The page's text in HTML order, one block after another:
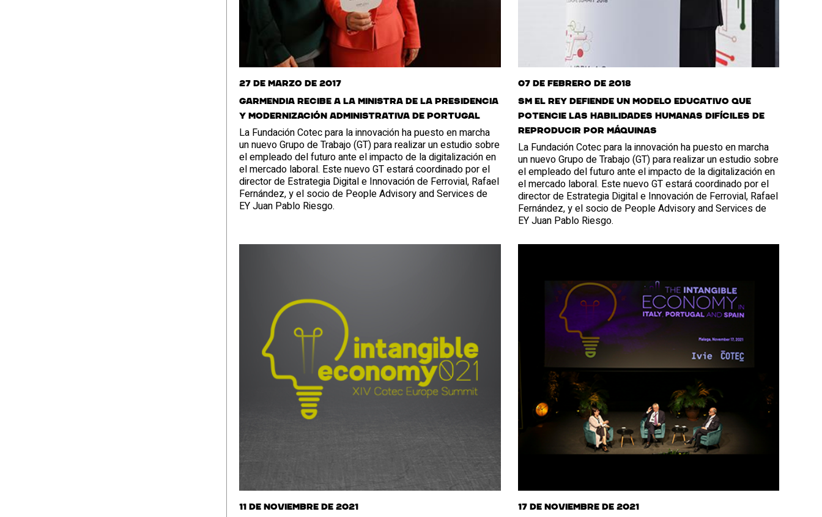
27 de marzo de 2017
Garmendia recibe a la ministra de la Presidencia
y Modernización Administrativa de Portugal
La Fundación Cotec para la innovación ha puesto en marcha
un nuevo Grupo de Trabajo (GT) para realizar un estudio sobre
el empleado del futuro ante el impacto de la digitalización en
el mercado laboral. Este nuevo GT estará coordinado por el
director de Estrategia Digital e Innovación de Ferrovial, Rafael
Fernández, y el socio de People Advisory and Services de
EY Juan Pablo Riesgo.
07 de febrero de 2018
SM el Rey defiende un modelo educativo que
potencie las habilidades humanas difíciles de
reproducir por máquinas
La Fundación Cotec para la innovación ha puesto en marcha
un nuevo Grupo de Trabajo (GT) para realizar un estudio sobre
el empleado del futuro ante el impacto de la digitalización en
el mercado laboral. Este nuevo GT estará coordinado por el
director de Estrategia Digital e Innovación de Ferrovial, Rafael
Fernández, y el socio de People Advisory and Services de
EY Juan Pablo Riesgo.
11 de noviembre de 2021 17 de noviembre de 2021